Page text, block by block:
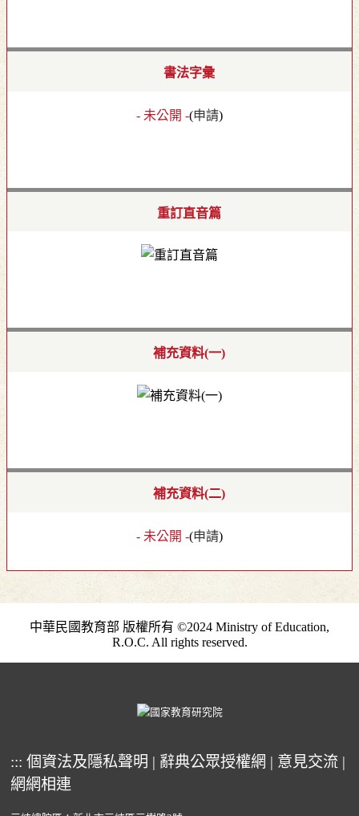
書法字彙
- 未公開 -(申請)
重訂直音篇
補充資料(一)
補充資料(二)
- 未公開 -(申請)
中華民國教育部 版權所有 ©2024 Ministry of Education,
R.O.C. All rights reserved.
::: 個資法及隱私聲明 | 辭典公眾授權網 | 意見交流 |
網網相連